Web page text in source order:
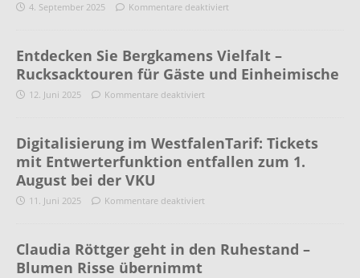
4. September 2025 Kommentare deaktiviert
Entdecken Sie Bergkamens Vielfalt –
Rucksacktouren für Gäste und Einheimische
12. Juni 2025 Kommentare deaktiviert
Digitalisierung im WestfalenTarif: Tickets
mit Entwerterfunktion entfallen zum 1.
August bei der VKU
11. Juni 2025 Kommentare deaktiviert
Claudia Röttger geht in den Ruhestand –
Blumen Risse übernimmt